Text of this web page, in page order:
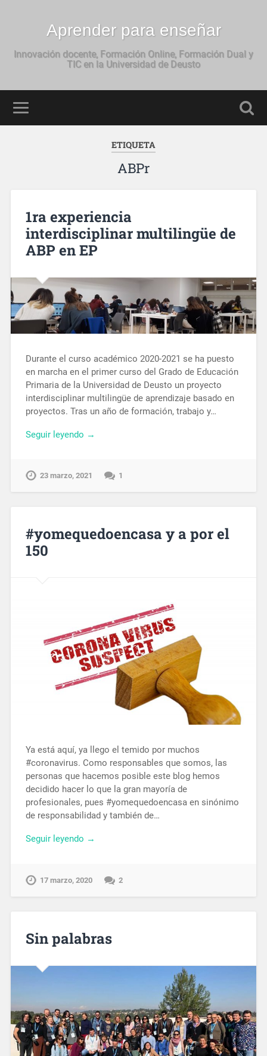
Aprender para enseñar
Innovación docente, Formación Online, Formación Dual y
TIC en la Universidad de Deusto
ETIQUETA
ABPr
1ra experiencia
interdisciplinar multilingüe de
ABP en EP
Durante el curso académico 2020-2021 se ha puesto
en marcha en el primer curso del Grado de Educación
Primaria de la Universidad de Deusto un proyecto
interdisciplinar multilingüe de aprendizaje basado en
proyectos. Tras un año de formación, trabajo y…
Seguir leyendo →
23 marzo, 2021 1
#yomequedoencasa y a por el
150
Ya está aquí, ya llego el temido por muchos
#coronavirus. Como responsables que somos, las
personas que hacemos posible este blog hemos
decidido hacer lo que la gran mayoría de
profesionales, pues #yomequedoencasa en sinónimo
de responsabilidad y también de…
Seguir leyendo →
17 marzo, 2020 2
Sin palabras